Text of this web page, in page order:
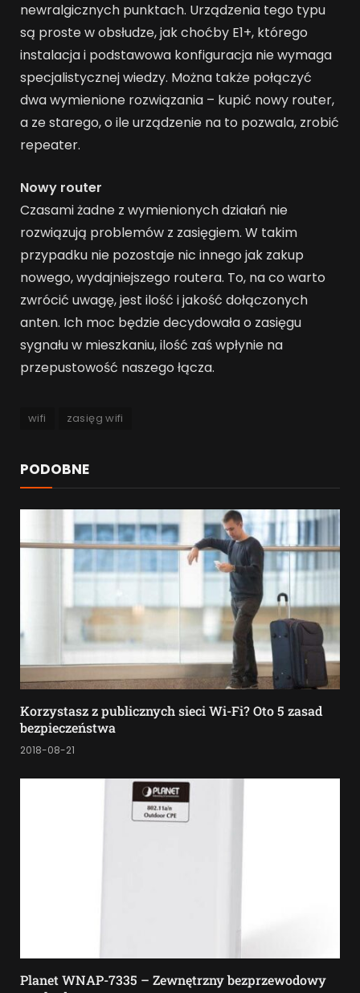
newralgicznych punktach. Urządzenia tego typu
są proste w obsłudze, jak choćby E1+, którego
instalacja i podstawowa konfiguracja nie wymaga
specjalistycznej wiedzy. Można także połączyć
dwa wymienione rozwiązania – kupić nowy router,
a ze starego, o ile urządzenie na to pozwala, zrobić
repeater.
Nowy router
Czasami żadne z wymienionych działań nie
rozwiązują problemów z zasięgiem. W takim
przypadku nie pozostaje nic innego jak zakup
nowego, wydajniejszego routera. To, na co warto
zwrócić uwagę, jest ilość i jakość dołączonych
anten. Ich moc będzie decydowała o zasięgu
sygnału w mieszkaniu, ilość zaś wpłynie na
przepustowość naszego łącza.
wifi zasięg wifi
PODOBNE
Korzystasz z publicznych sieci Wi-Fi? Oto 5 zasad
bezpieczeństwa
2018-08-21
Planet WNAP-7335 – Zewnętrzny bezprzewodowy